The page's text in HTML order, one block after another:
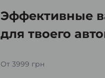
Эффективные
для твоего
От 3999 грн